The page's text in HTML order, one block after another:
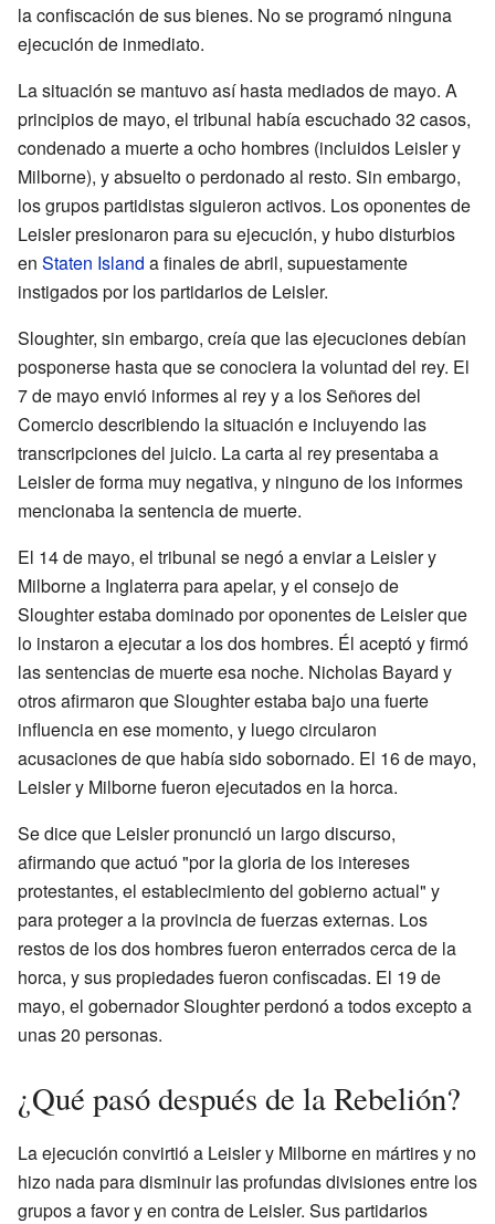
la confiscación de sus bienes. No se programó ninguna
ejecución de inmediato.
La situación se mantuvo así hasta mediados de mayo. A
principios de mayo, el tribunal había escuchado 32 casos,
condenado a muerte a ocho hombres (incluidos Leisler y
Milborne), y absuelto o perdonado al resto. Sin embargo,
los grupos partidistas siguieron activos. Los oponentes de
Leisler presionaron para su ejecución, y hubo disturbios
en Staten Island a finales de abril, supuestamente
instigados por los partidarios de Leisler.
Sloughter, sin embargo, creía que las ejecuciones debían
posponerse hasta que se conociera la voluntad del rey. El
7 de mayo envió informes al rey y a los Señores del
Comercio describiendo la situación e incluyendo las
transcripciones del juicio. La carta al rey presentaba a
Leisler de forma muy negativa, y ninguno de los informes
mencionaba la sentencia de muerte.
El 14 de mayo, el tribunal se negó a enviar a Leisler y
Milborne a Inglaterra para apelar, y el consejo de
Sloughter estaba dominado por oponentes de Leisler que
lo instaron a ejecutar a los dos hombres. Él aceptó y firmó
las sentencias de muerte esa noche. Nicholas Bayard y
otros afirmaron que Sloughter estaba bajo una fuerte
influencia en ese momento, y luego circularon
acusaciones de que había sido sobornado. El 16 de mayo,
Leisler y Milborne fueron ejecutados en la horca.
Se dice que Leisler pronunció un largo discurso,
afirmando que actuó "por la gloria de los intereses
protestantes, el establecimiento del gobierno actual" y
para proteger a la provincia de fuerzas externas. Los
restos de los dos hombres fueron enterrados cerca de la
horca, y sus propiedades fueron confiscadas. El 19 de
mayo, el gobernador Sloughter perdonó a todos excepto a
unas 20 personas.
¿Qué pasó después de la Rebelión?
La ejecución convirtió a Leisler y Milborne en mártires y no
hizo nada para disminuir las profundas divisiones entre los
grupos a favor y en contra de Leisler. Sus partidarios